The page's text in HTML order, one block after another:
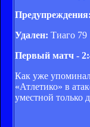
Предупреждения:
Удален: Тиаго 79
Первый матч -
Как уже
«Атлетико» в
уместной только